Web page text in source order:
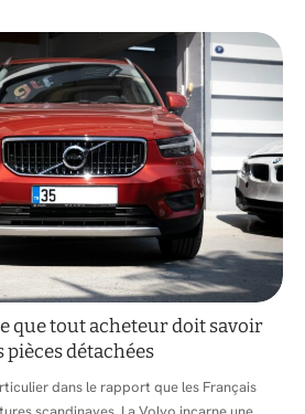
que tout acheteur doit savoir
pièces détachées
dans le rapport que les Français